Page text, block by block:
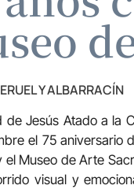
Y ALBARRACÍN
de Jesús Atado a la
el 75 aniversario
el Museo de Arte
visual y